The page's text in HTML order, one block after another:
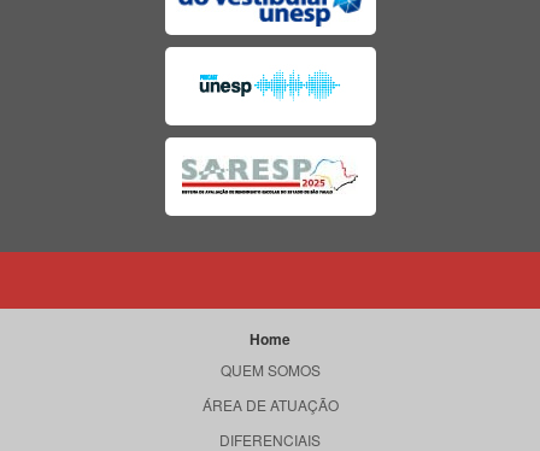
Home
QUEM SOMOS
ÁREA DE ATUAÇÃO
DIFERENCIAIS